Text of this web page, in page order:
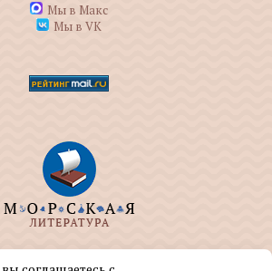
Мы в Макс
Мы в VK
занимается изданием и